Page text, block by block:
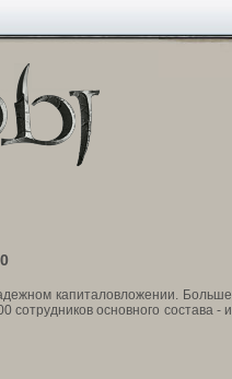
капиталовложении. Больше
сотрудников основного состава - и